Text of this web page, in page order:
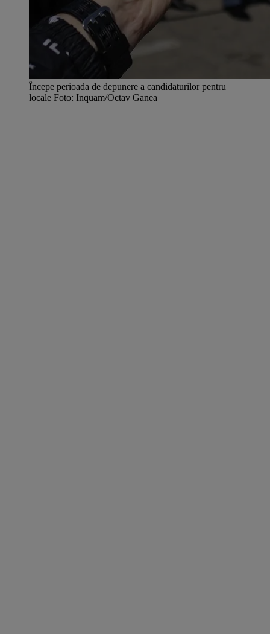
Începe perioada de depunere a candidaturilor pentru
locale Foto: Inquam/Octav Ganea